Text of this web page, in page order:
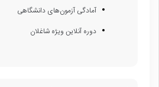
آمادگی آزمون‌های دانشگاهی
دوره آنلاین ویژه شاغلان